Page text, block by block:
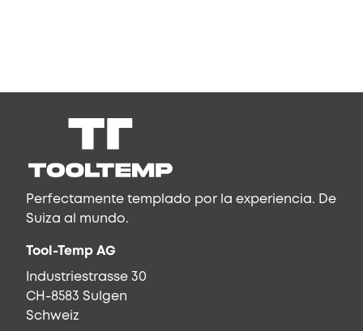
Perfectamente templado por la experiencia. De
Suiza al mundo.
Tool-Temp AG
Industriestrasse 30
CH-8583 Sulgen
Schweiz